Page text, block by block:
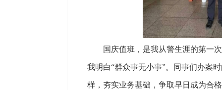
国庆值班，是我从警生涯的第一次
我明白“群众事无小事”。同事们办案
样，夯实业务基础，争取早日成为合